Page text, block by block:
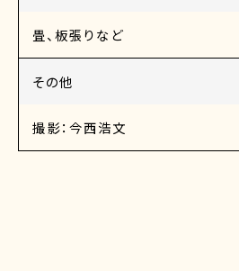
畳、板張りなど
その他
撮影：今西浩文